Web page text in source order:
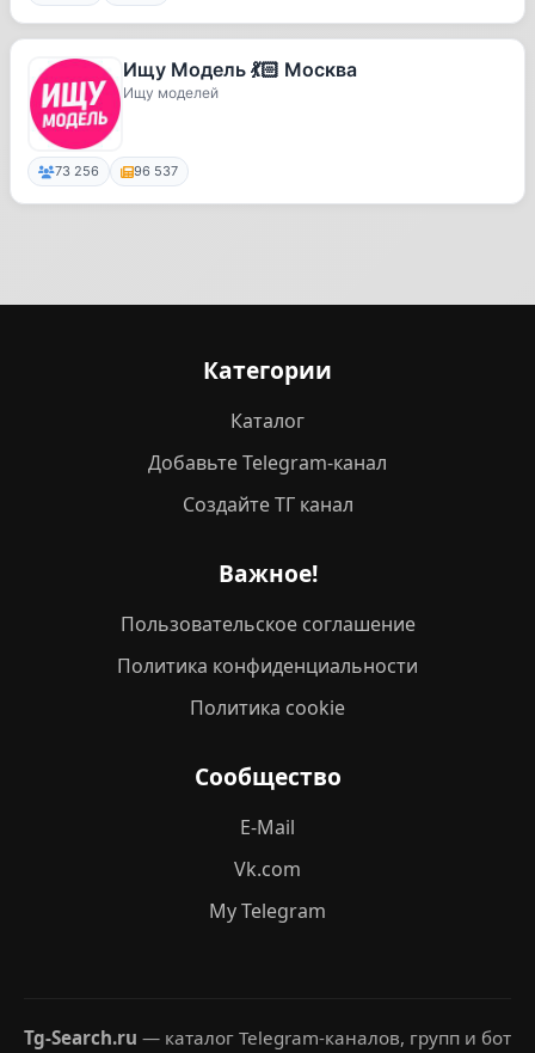
Ищу Модель 💃🏻 Москва
Ищу моделей
73 256 96 537
Категории
Каталог
Добавьте Telegram-канал
Создайте ТГ канал
Важное!
Пользовательское соглашение
Политика конфиденциальности
Политика cookie
Сообщество
E-Mail
Vk.com
My Telegram
Tg-Search.ru — каталог Telegram-каналов, групп и бот